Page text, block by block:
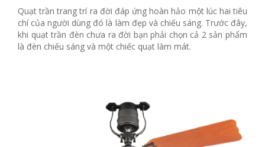
Quạt trần trang trí ra đời đáp ứng hoàn hảo một lúc hai tiêu
chí của người dùng đó là làm đẹp và chiếu sáng. Trước đây,
khi quạt trần đèn chưa ra đời bạn phải chọn cả 2 sản phẩm
là đèn chiếu sáng và một chiếc quạt làm mát.